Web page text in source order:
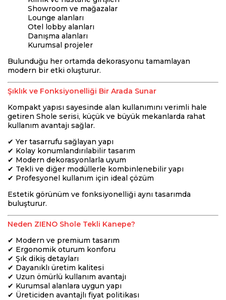
Showroom ve mağazalar
Lounge alanları
Otel lobby alanları
Danışma alanları
Kurumsal projeler
Bulunduğu her ortamda dekorasyonu tamamlayan
modern bir etki oluşturur.
Şıklık ve Fonksiyonelliği Bir Arada Sunar
Kompakt yapısı sayesinde alan kullanımını verimli hale
getiren Shole serisi, küçük ve büyük mekanlarda rahat
kullanım avantajı sağlar.
✔ Yer tasarrufu sağlayan yapı
✔ Kolay konumlandırılabilir tasarım
✔ Modern dekorasyonlarla uyum
✔ Tekli ve diğer modüllerle kombinlenebilir yapı
✔ Profesyonel kullanım için ideal çözüm
Estetik görünüm ve fonksiyonelliği aynı tasarımda
buluşturur.
Neden ZIENO Shole Tekli Kanepe?
✔ Modern ve premium tasarım
✔ Ergonomik oturum konforu
✔ Şık dikiş detayları
✔ Dayanıklı üretim kalitesi
✔ Uzun ömürlü kullanım avantajı
✔ Kurumsal alanlara uygun yapı
✔ Üreticiden avantajlı fiyat politikası